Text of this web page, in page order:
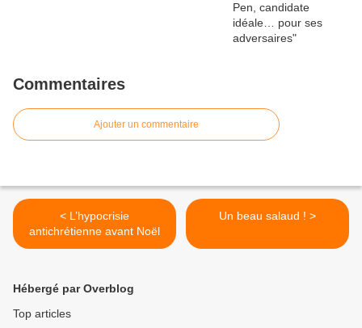
Commentaires
Ajouter un commentaire
< L’hypocrisie
antichrétienne avant Noël
Un beau salaud ! >
Hébergé par Overblog
Top articles